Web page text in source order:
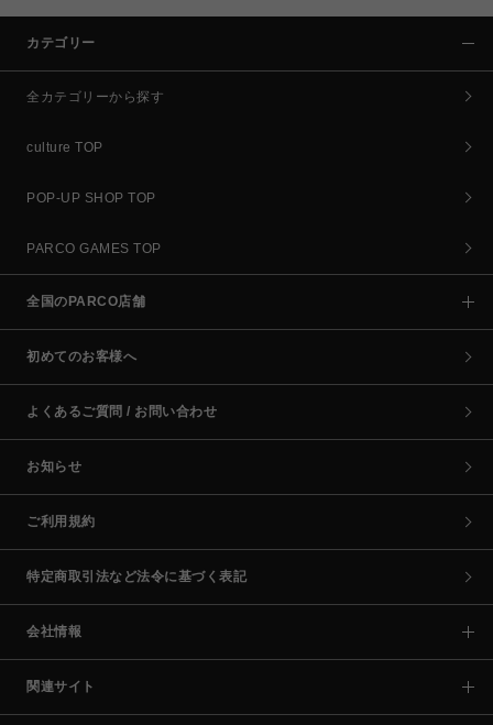
カテゴリー
全カテゴリーから探す
culture TOP
POP-UP SHOP TOP
PARCO GAMES TOP
全国のPARCO店舗
初めてのお客様へ
よくあるご質問 / お問い合わせ
お知らせ
ご利用規約
特定商取引法など法令に基づく表記
会社情報
関連サイト